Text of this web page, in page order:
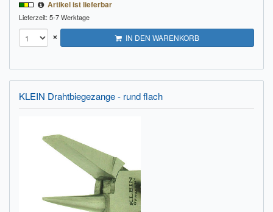
Artikel ist lieferbar
Lieferzeit: 5-7 Werktage
× IN DEN WARENKORB
KLEIN Drahtbiegezange - rund flach